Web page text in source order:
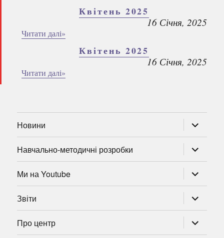
Квітень 2025
16 Січня, 2025
Читати далі»
Квітень 2025
16 Січня, 2025
Читати далі»
Новини
підменю
Навчально-методичні розробки
підменю
Ми на Youtube
підменю
Звіти
підменю
Про центр
підменю